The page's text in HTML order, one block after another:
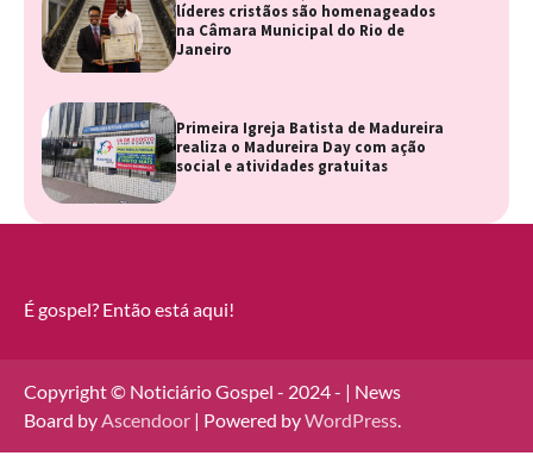
líderes cristãos são homenageados
na Câmara Municipal do Rio de
Janeiro
Primeira Igreja Batista de Madureira
realiza o Madureira Day com ação
social e atividades gratuitas
É gospel? Então está aqui!
Copyright © Noticiário Gospel - 2024 - | News
Board byAscendoor | Powered byWordPress.